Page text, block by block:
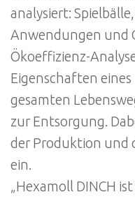
analysiert:
Anwendungen und
Ökoeffizienz-
Eigenschaften
gesamten
zur Entsorgung.
der Produktion und
ein.
„Hexamoll DINCH